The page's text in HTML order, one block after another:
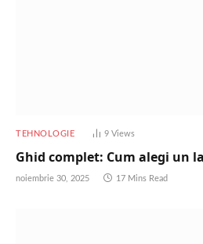
TEHNOLOGIE 9 Views
Ghid complet: Cum alegi un
noiembrie 30, 2025 17 Mins Read